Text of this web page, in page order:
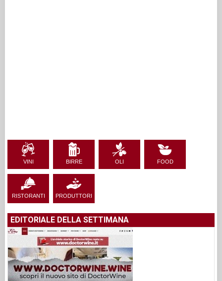
VINI BIRRE OLI FOOD
RISTORANTI PRODUTTORI
EDITORIALE DELLA SETTIMANA